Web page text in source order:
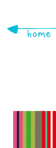
main
content